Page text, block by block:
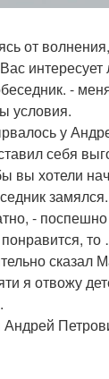
от
интересует
-
условия.
у
себя
вы хотели
замялся.
-
сказал
я отвожу
Андрей